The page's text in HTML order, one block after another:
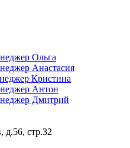
Ольга
Анастасия
Кристина
Антон
Дмитрий
д.56, стр.32